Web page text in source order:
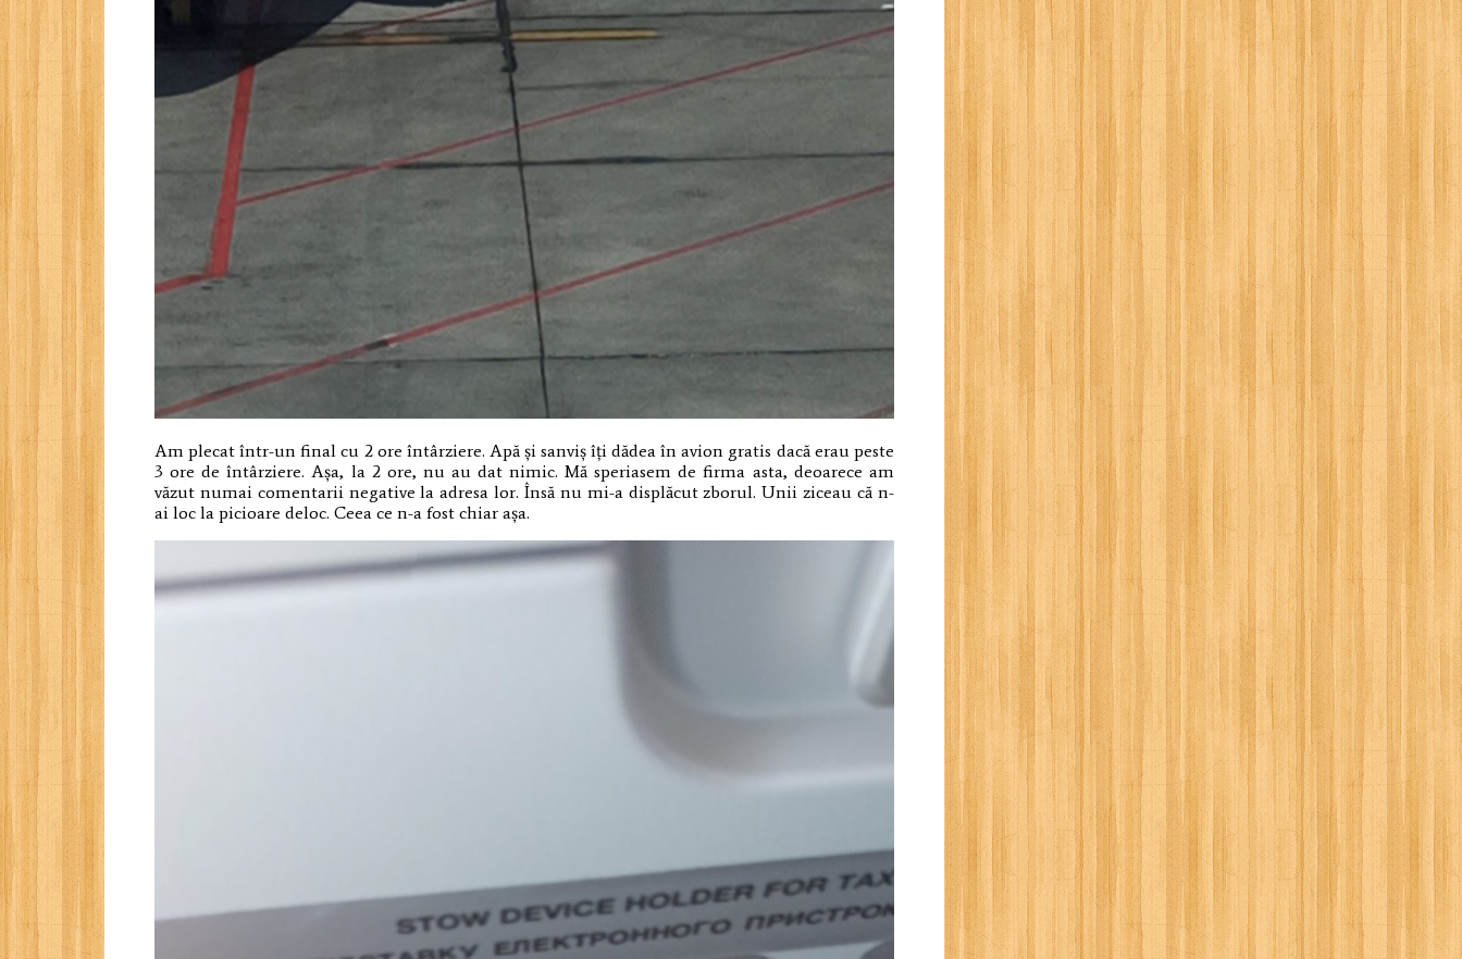
Am plecat într-un final cu 2 ore întârziere. Apă și sanviș îți dădea în avion gratis dacă erau peste
3 ore de întârziere. Așa, la 2 ore, nu au dat nimic. Mă speriasem de firma asta, deoarece am
văzut numai comentarii negative la adresa lor. Însă nu mi-a displăcut zborul. Unii ziceau că n-
ai loc la picioare deloc. Ceea ce n-a fost chiar așa.